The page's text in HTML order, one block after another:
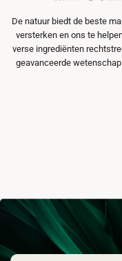
De natuur biedt de beste
versterken en ons te
verse ingrediënten
geavanceerde